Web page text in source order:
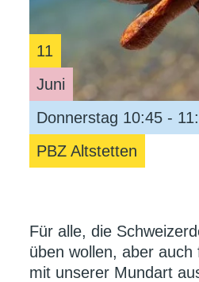
11
Juni
Donnerstag 10:45 -
PBZ Altstetten
Für alle, die
üben wollen, aber auch
mit unserer Mundart